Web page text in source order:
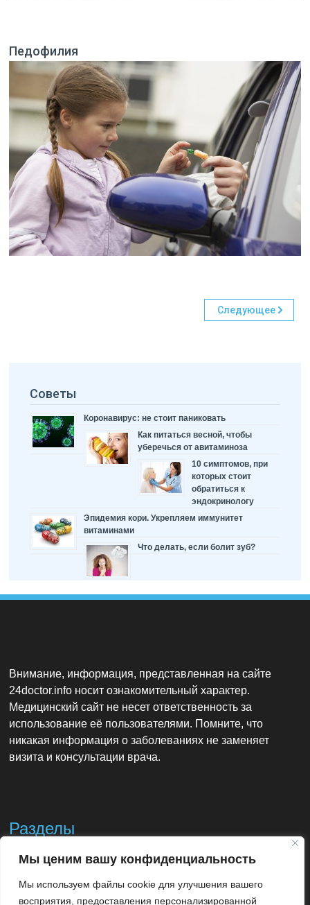
Мы ценим вашу конфиденциальность
Мы используем файлы cookie для улучшения вашего
восприятия, предоставления персонализированной
Педофилия
Следующее
Советы
Коронавирус: не стоит паниковать
Как питаться весной, чтобы
уберечься от авитаминоза
10 симптомов, при
которых стоит
обратиться к
эндокринологу
Эпидемия кори. Укрепляем иммунитет
витаминами
Что делать, если болит зуб?
Внимание, информация, представленная на сайте
24doctor.info носит ознакомительный характер.
Медицинский сайт не несет ответственность за
использование её пользователями. Помните, что
никакая информация о заболеваниях не заменяет
визита и консультации врача.
Разделы
Контакты